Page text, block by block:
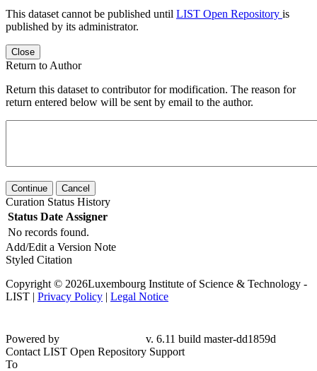
This dataset cannot be published until LIST Open Repository is
published by its administrator.
Close
Return to Author
Return this dataset to contributor for modification. The reason for
return entered below will be sent by email to the author.
Continue Cancel
Curation Status History
Status Date Assigner
No records found.
Add/Edit a Version Note
Styled Citation
Copyright © 2026Luxembourg Institute of Science & Technology -
LIST | Privacy Policy | Legal Notice
Powered by
v. 6.11 build master-dd1859d
Contact LIST Open Repository Support
To